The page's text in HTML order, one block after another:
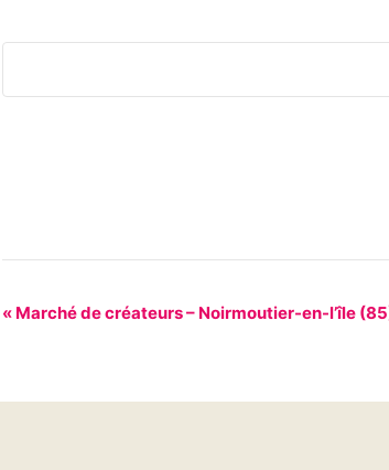
N
v
« Marché de créateurs – Noirmoutier-en-l’île